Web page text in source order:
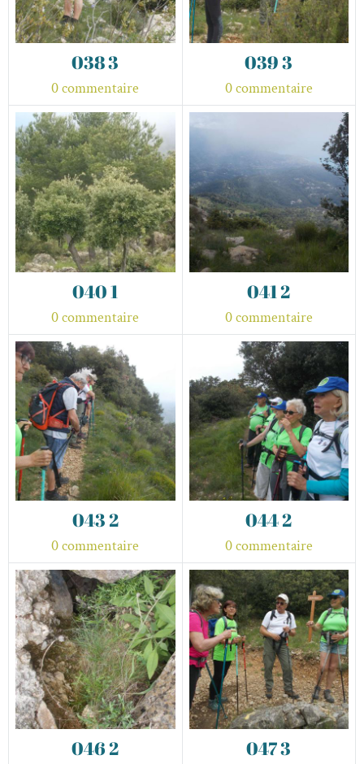
038 3
0 commentaire
039 3
0 commentaire
040 1
0 commentaire
041 2
0 commentaire
043 2
0 commentaire
044 2
0 commentaire
046 2 047 3